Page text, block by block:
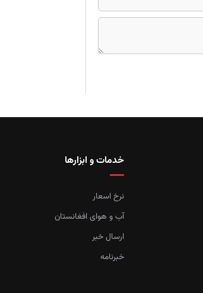
خدمات و ابزارها
نرخ اسعار
آب و هوای افغانستان
ارسال خبر
خبرنامه